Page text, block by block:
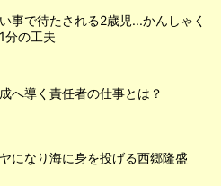
事で待たされる2歳児...かんしゃく
分の工夫
へ導く責任者の仕事とは？
になり海に身を投げる西郷隆盛